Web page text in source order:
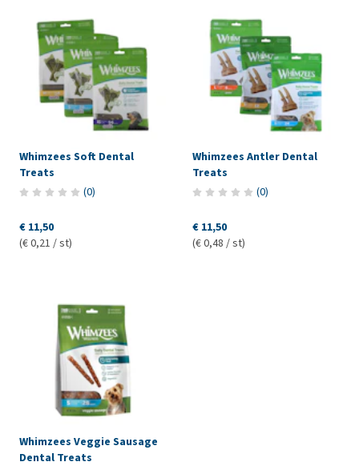
Whimzees Soft Dental
Treats
(0)
€ 11,50
(€ 0,21 / st)
Whimzees Antler Dental
Treats
(0)
€ 11,50
(€ 0,48 / st)
Whimzees Veggie Sausage
Dental Treats